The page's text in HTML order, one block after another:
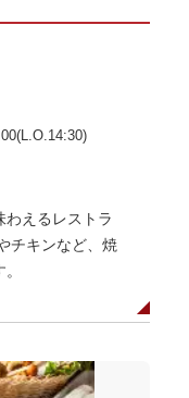
わえるレストラ
チキンなど、焼